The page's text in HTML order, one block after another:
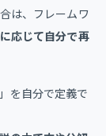
は、フレームワ
応じて自分で再
を自分で定義で